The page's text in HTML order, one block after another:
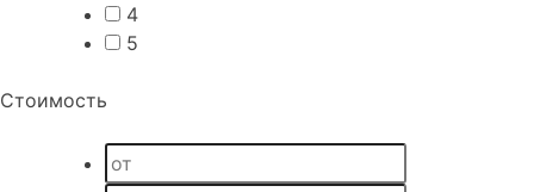
4
5
Стоимость